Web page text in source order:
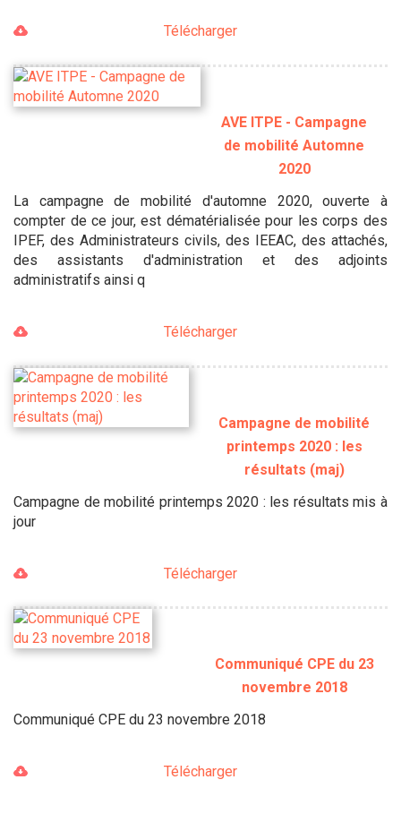
Télécharger
AVE ITPE - Campagne
de mobilité Automne
2020
La campagne de mobilité d'automne 2020, ouverte à
compter de ce jour, est dématérialisée pour les corps des
IPEF, des Administrateurs civils, des IEEAC, des attachés,
des assistants d'administration et des adjoints
administratifs ainsi q
Télécharger
Campagne de mobilité
printemps 2020 : les
résultats (maj)
Campagne de mobilité printemps 2020 : les résultats mis à
jour
Télécharger
Communiqué CPE du 23
novembre 2018
Communiqué CPE du 23 novembre 2018
Télécharger